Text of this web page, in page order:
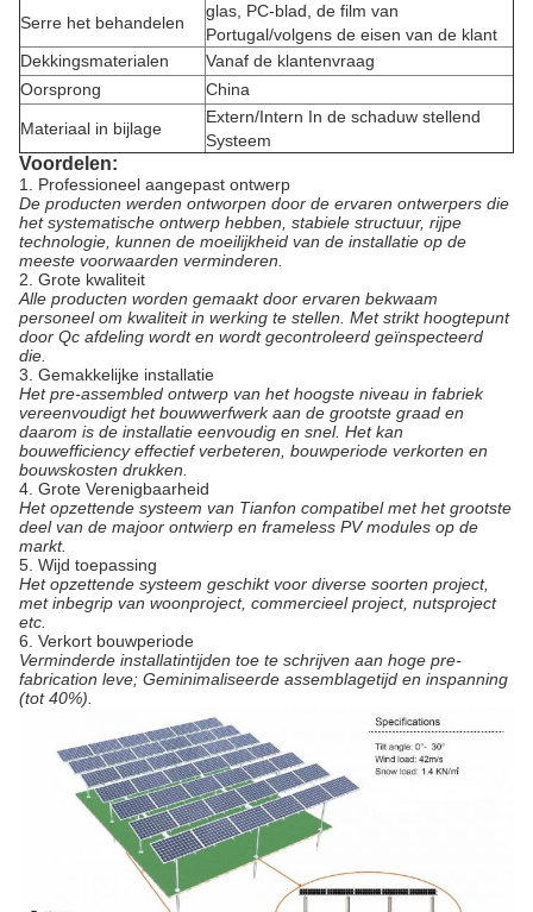
Serre het behandelen
glas, PC-blad, de film van
Portugal/volgens de eisen van de klant
Dekkingsmaterialen
Vanaf de klantenvraag
Oorsprong
China
Materiaal in bijlage
Extern/Intern In de schaduw stellend
Systeem
Voordelen:
1. Professioneel aangepast ontwerp
De producten werden ontworpen door de ervaren ontwerpers die
het systematische ontwerp hebben, stabiele structuur, rijpe
technologie, kunnen de moeilijkheid van de installatie op de
meeste voorwaarden verminderen.
2. Grote kwaliteit
Alle producten worden gemaakt door ervaren bekwaam
personeel om kwaliteit in werking te stellen. Met strikt hoogtepunt
door Qc afdeling wordt en wordt gecontroleerd geïnspecteerd
die.
3. Gemakkelijke installatie
Het pre-assembled ontwerp van het hoogste niveau in fabriek
vereenvoudigt het bouwwerfwerk aan de grootste graad en
daarom is de installatie eenvoudig en snel. Het kan
bouwefficiency effectief verbeteren, bouwperiode verkorten en
bouwskosten drukken.
4. Grote Verenigbaarheid
Het opzettende systeem van Tianfon compatibel met het grootste
deel van de majoor ontwierp en frameless PV modules op de
markt.
5. Wijd toepassing
Het opzettende systeem geschikt voor diverse soorten project,
met inbegrip van woonproject, commercieel project, nutsproject
etc.
6. Verkort bouwperiode
Verminderde installatintijden toe te schrijven aan hoge pre-
fabrication leve; Geminimaliseerde assemblagetijd en inspanning
(tot 40%).